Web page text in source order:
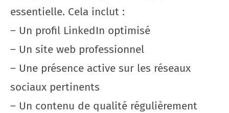
essentielle. Cela inclut :
– Un profil LinkedIn optimisé
– Un site web professionnel
– Une présence active sur les réseaux
sociaux pertinents
– Un contenu de qualité régulièrement